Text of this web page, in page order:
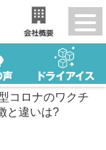
コロナのワクチ
と違いは?